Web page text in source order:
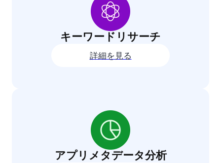
キーワードリサーチ
詳細を見る
アプリメタデータ分析